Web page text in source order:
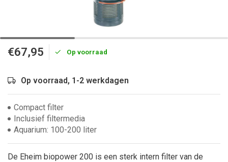
€67,95 Op voorraad
Op voorraad, 1-2 werkdagen
Compact filter
Inclusief filtermedia
Aquarium: 100-200 liter
De Eheim biopower 200 is een sterk intern filter van de